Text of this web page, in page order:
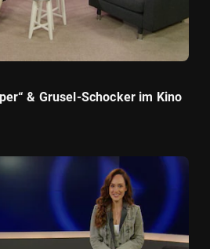
& Grusel-Schocker im Kino